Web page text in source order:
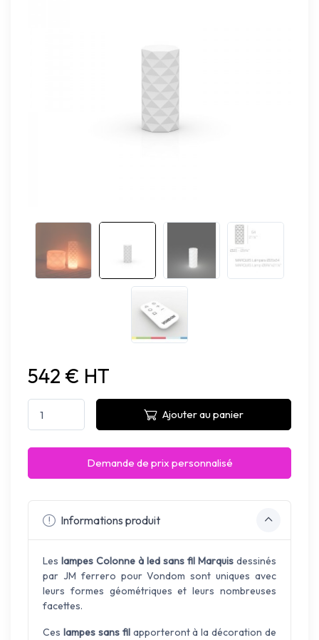
542 € HT
Ajouter au panier
Demande de prix personnalisé
Informations produit
Les lampes Colonne à led sans fil Marquis dessinés
par JM ferrero pour Vondom sont uniques avec
leurs formes géométriques et leurs nombreuses
facettes.
Ces lampes sans filapporteront à la décoration de